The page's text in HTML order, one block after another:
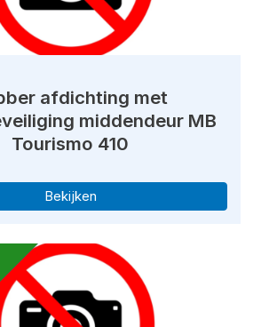
afdichting met
middendeur MB
Tourismo 410
Bekijken